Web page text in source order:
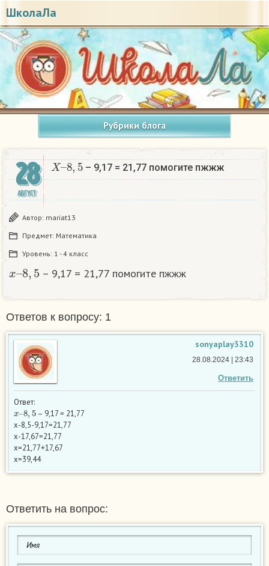
ШколаЛа
Рубрики блога
28
АВГУСТ
X–8,5
– 9,17 = 21,77 помогите пжжж
Автор: mariat13
Предмет: Математика
Уровень: 1 - 4 класс
8 5
– 9,17 = 21,77 помогите пжжж
Ответов к вопросу: 1
sonyaplay3310
Ответить
28.08.2024 | 23:43
Ответ:
x–8,5
– 9,17 = 21,77
х-8,5-9,17=21,77
х-17,67=21,77
х=21,77+17,67
х=39,44
Ответить на вопрос: